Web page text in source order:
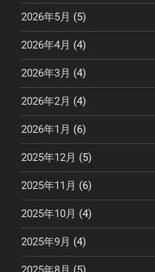
2026年5月 (5)
2026年4月 (4)
2026年3月 (4)
2026年2月 (4)
2026年1月 (6)
2025年12月 (5)
2025年11月 (6)
2025年10月 (4)
2025年9月 (4)